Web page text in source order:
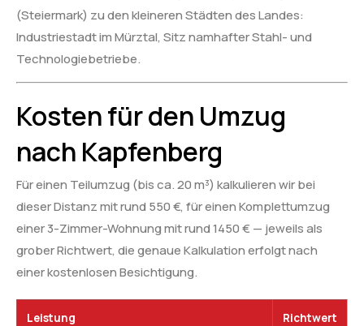
(Steiermark) zu den kleineren Städten des Landes:
Industriestadt im Mürztal, Sitz namhafter Stahl- und
Technologiebetriebe.
Kosten für den Umzug
nach Kapfenberg
Für einen Teilumzug (bis ca. 20 m³) kalkulieren wir bei
dieser Distanz mit rund 550 €, für einen Komplettumzug
einer 3-Zimmer-Wohnung mit rund 1450 € — jeweils als
grober Richtwert, die genaue Kalkulation erfolgt nach
einer kostenlosen Besichtigung.
Leistung Richtwert